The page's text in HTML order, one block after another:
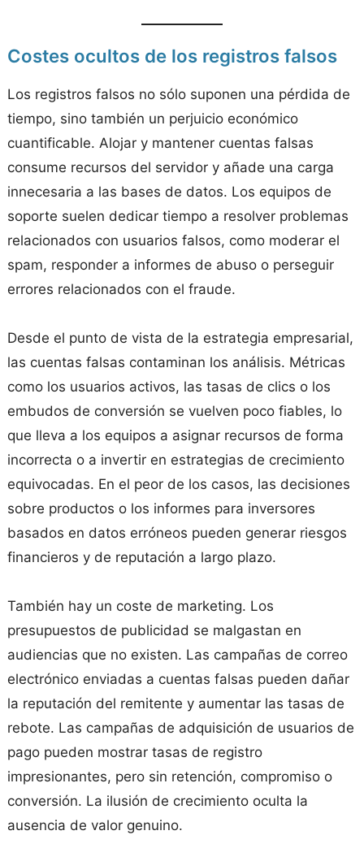
Costes ocultos de los registros falsos
Los registros falsos no sólo suponen una pérdida de
tiempo, sino también un perjuicio económico
cuantificable. Alojar y mantener cuentas falsas
consume recursos del servidor y añade una carga
innecesaria a las bases de datos. Los equipos de
soporte suelen dedicar tiempo a resolver problemas
relacionados con usuarios falsos, como moderar el
spam, responder a informes de abuso o perseguir
errores relacionados con el fraude.
Desde el punto de vista de la estrategia empresarial,
las cuentas falsas contaminan los análisis. Métricas
como los usuarios activos, las tasas de clics o los
embudos de conversión se vuelven poco fiables, lo
que lleva a los equipos a asignar recursos de forma
incorrecta o a invertir en estrategias de crecimiento
equivocadas. En el peor de los casos, las decisiones
sobre productos o los informes para inversores
basados en datos erróneos pueden generar riesgos
financieros y de reputación a largo plazo.
También hay un coste de marketing. Los
presupuestos de publicidad se malgastan en
audiencias que no existen. Las campañas de correo
electrónico enviadas a cuentas falsas pueden dañar
la reputación del remitente y aumentar las tasas de
rebote. Las campañas de adquisición de usuarios de
pago pueden mostrar tasas de registro
impresionantes, pero sin retención, compromiso o
conversión. La ilusión de crecimiento oculta la
ausencia de valor genuino.